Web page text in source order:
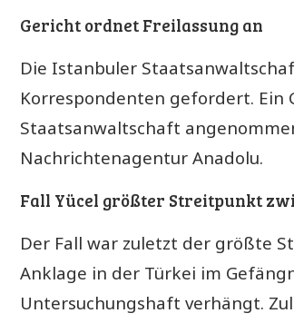
Gericht ordnet Freilassung an
Die Istanbuler
Korrespondenten gefordert. Ein
Staatsanwaltschaft
Nachrichtenagentur Anadolu.
Fall Yücel größter Streitpunkt
Der Fall war zuletzt der größte
Anklage in der Türkei im
Untersuchungshaft verhängt.